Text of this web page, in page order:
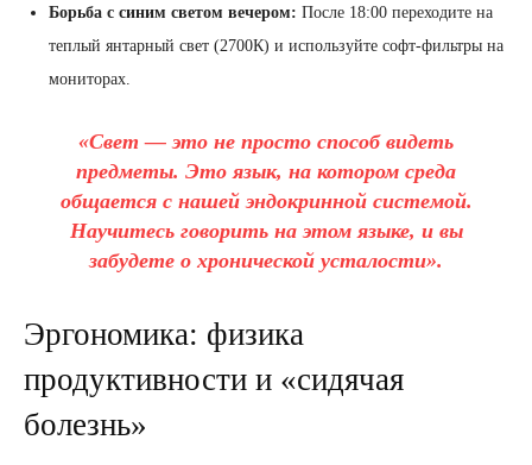
Борьба с синим светом вечером: После 18:00 переходите на
теплый янтарный свет (2700К) и используйте софт-фильтры на
мониторах.
«Свет — это не просто способ видеть
предметы. Это язык, на котором среда
общается с нашей эндокринной системой.
Научитесь говорить на этом языке, и вы
забудете о хронической усталости».
Эргономика: физика
продуктивности и «сидячая
болезнь»